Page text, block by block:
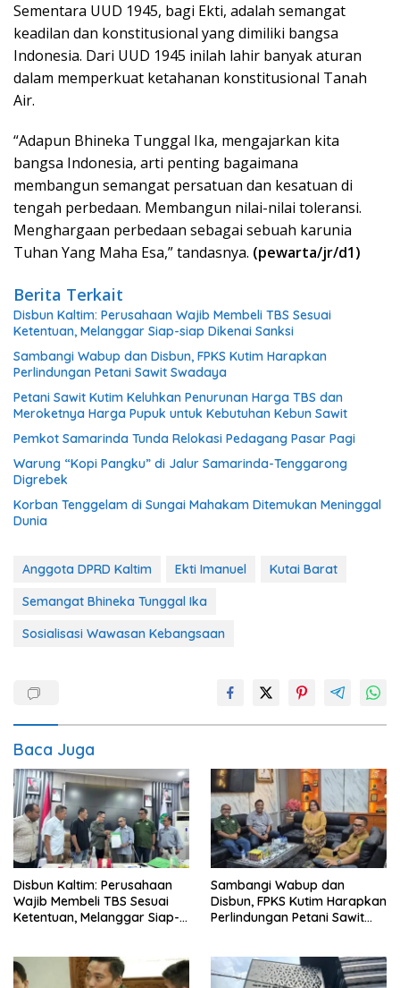
Sementara UUD 1945, bagi Ekti, adalah semangat
keadilan dan konstitusional yang dimiliki bangsa
Indonesia. Dari UUD 1945 inilah lahir banyak aturan
dalam memperkuat ketahanan konstitusional Tanah
Air.
“Adapun Bhineka Tunggal Ika, mengajarkan kita
bangsa Indonesia, arti penting bagaimana
membangun semangat persatuan dan kesatuan di
tengah perbedaan. Membangun nilai-nilai toleransi.
Menghargaan perbedaan sebagai sebuah karunia
Tuhan Yang Maha Esa,” tandasnya. (pewarta/jr/d1)
Berita Terkait
Disbun Kaltim: Perusahaan Wajib Membeli TBS Sesuai
Ketentuan, Melanggar Siap-siap Dikenai Sanksi
Sambangi Wabup dan Disbun, FPKS Kutim Harapkan
Perlindungan Petani Sawit Swadaya
Petani Sawit Kutim Keluhkan Penurunan Harga TBS dan
Meroketnya Harga Pupuk untuk Kebutuhan Kebun Sawit
Pemkot Samarinda Tunda Relokasi Pedagang Pasar Pagi
Warung “Kopi Pangku” di Jalur Samarinda-Tenggarong
Digrebek
Korban Tenggelam di Sungai Mahakam Ditemukan Meninggal
Dunia
Anggota DPRD Kaltim Ekti Imanuel
Kutai Barat
Semangat Bhineka Tunggal Ika
Sosialisasi Wawasan Kebangsaan
Baca Juga
Disbun Kaltim: Perusahaan
Wajib Membeli TBS Sesuai
Ketentuan, Melanggar Siap-
Sambangi Wabup dan
Disbun, FPKS Kutim Harapkan
Perlindungan Petani Sawit